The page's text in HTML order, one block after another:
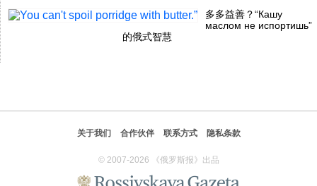
旅游
多多益善？“Кашу
маслом не испортишь”
的俄式智慧
关于我们 合作伙伴 联系方式 隐私条款
© 2007-2026 《俄罗斯报》出品